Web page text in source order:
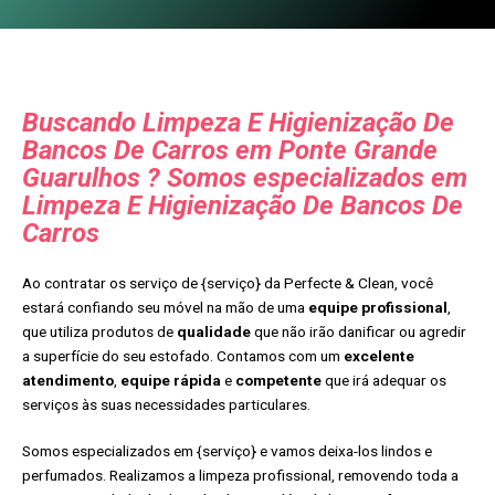
Buscando Limpeza E Higienização De
Bancos De Carros em Ponte Grande
Guarulhos ? Somos especializados em
Limpeza E Higienização De Bancos De
Carros
Ao contratar os serviço de {serviço} da Perfecte & Clean, você
estará confiando seu móvel na mão de uma equipe profissional
que utiliza produtos de qualidadeque não irão danificar ou agredir
a superfície do seu estofado. Contamos com um excelente
atendimento equipe rápida e competenteque irá adequar os
serviços às suas necessidades particulares.
Somos especializados em {serviço} e vamos deixa-los lindos e
perfumados. Realizamos a limpeza profissional, removendo toda a